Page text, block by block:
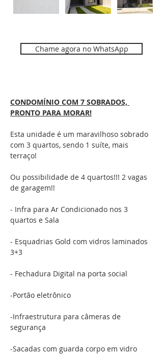
Chame agora no WhatsApp
CONDOMÍNIO COM 7 SOBRADOS,
PRONTO PARA MORAR!
Esta unidade é um maravilhoso sobrado
com 3 quartos, sendo 1 suíte, mais
terraço!
Ou possibilidade de 4 quartos!!! 2 vagas
de garagem!!
- Infra para Ar Condicionado nos 3
quartos e Sala
- Esquadrias Gold com vidros laminados
3+3
- Fechadura Digital na porta social
-Portão eletrônico
-Infraestrutura para câmeras de
segurança
-Sacadas com guarda corpo em vidro